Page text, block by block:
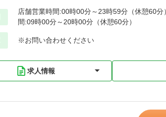
店舗営業時間:00時00分～23時59分（休憩60分
間:09時00分～20時00分（休憩60分）
※お問い合わせください
求人情報